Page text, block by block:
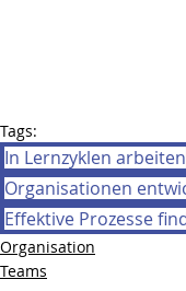
Tags:
In Lernzyklen arbeiten
Organisationen
Effektive Prozesse
Organisation
Teams